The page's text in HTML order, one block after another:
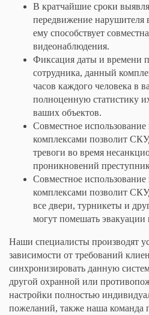
В кратчайшие сроки
передвижение нарушителя
ему способствует
видеонаблюдения.
Фиксация даты и времени
сотрудника, данный
часов каждого человека в
полноценную статистику
ваших объектов.
Совместное
комплексами позволит
тревоги во время
проникновений
Совместное
комплексами позволит
все двери, турникеты и
могут помешать эвакуации
Наши специалисты производят
зависимости от требований
синхронизировать данную
другой охранной или
настройки полностью
пожеланий, также наша команда